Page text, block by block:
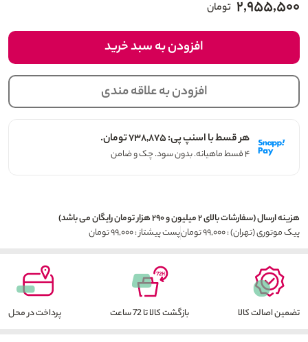
۲,۹۵۵,۵۰۰ تومان
افزودن به سبد خرید
افزودن به علاقه مندی
هر قسط با اسنپ پی: ۷۳۸,۸۷۵ تومان.
۴ قسط ماهیانه. بدون سود. چک و ضامن
هزینه ارسال (سفارشات بالای ۲ میلیون و ۲۹۰ هزار تومان رایگان می باشد)
پیک موتوری (تهران) : ۹۹,۰۰۰ تومان
پست پیشتاز : ۹۹,۰۰۰ تومان
تضمین اصالت کالا بازگشت کالا تا 72 ساعت پرداخت در محل